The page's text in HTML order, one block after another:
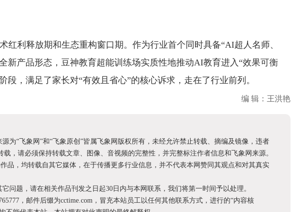
红利释放期和生态重构窗口期。作为行业首个同时具备“AI超人名师、
新产品形态，豆神教育超能训练场实质性地推动AI教育进入“效果可衡
段，满足了家长对“有效且省心”的核心诉求，走在了行业前列。
编 辑：王洪艳
为“飞象网”和“飞象原创”皆属飞象网版权所有，未经允许禁止转载、摘编及镜像，违者
载，请必须保持转载文章、图像、音视频的完整性，并完整标注作者信息和飞象网来源。
品，均转载自其它媒体，在于传播更多行业信息，并不代表本网赞同其观点和对其真实
问题，请在相关作品刊发之日起30日内与本网联系，我们将第一时间予以处理。
，邮件后缀为cctime.com，冒充本站员工以任何其他联系方式，进行的“内容核